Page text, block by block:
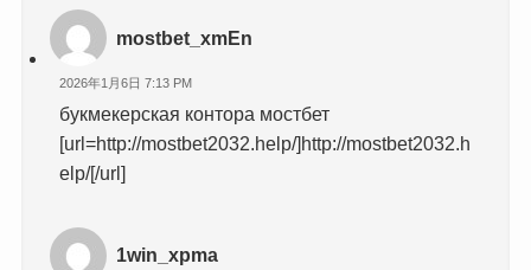
mostbet_xmEn
2026年1月6日 7:13 PM
букмекерская контора мостбет
[url=http://mostbet2032.help/]http://mostbet2032.h
elp/[/url]
1win_xpma